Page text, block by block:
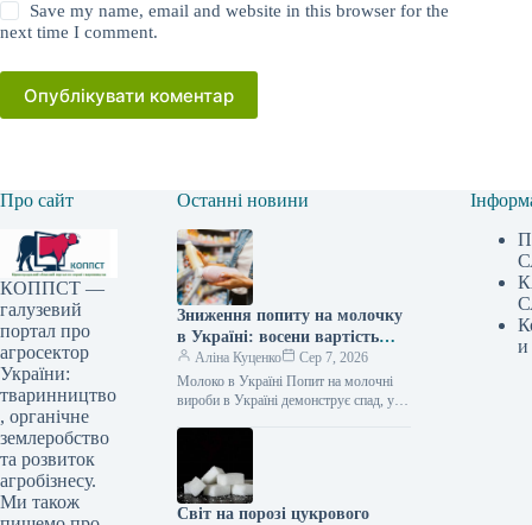
Save my name, email and website in this browser for the
next time I comment.
Опублікувати коментар
Про сайт
КОППСТ —
галузевий
портал про
агросектор
України:
тваринництво
, органічне
землеробство
та розвиток
агробізнесу.
Ми також
Останні новини
Зниження попиту на молочку
в Україні: восени вартість
може підскочити на 10% —
АГРОПОЛІТ
Аліна Куценко
Сер 7, 2026
Молоко в Україні Попит на молочні
вироби в Україні демонструє спад, у
Світ на порозі цукрового
и